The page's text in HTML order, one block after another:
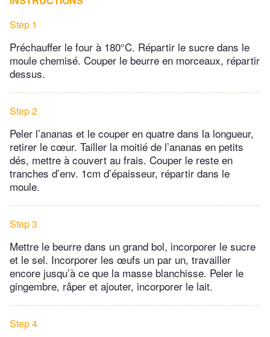
Step 1
Préchauffer le four à 180°C. Répartir le sucre dans le
moule chemisé. Couper le beurre en morceaux, répartir
dessus.
Step 2
Peler l’ananas et le couper en quatre dans la longueur,
retirer le cœur. Tailler la moitié de l’ananas en petits
dés, mettre à couvert au frais. Couper le reste en
tranches d’env. 1cm d’épaisseur, répartir dans le
moule.
Step 3
Mettre le beurre dans un grand bol, incorporer le sucre
et le sel. Incorporer les œufs un par un, travailler
encore jusqu’à ce que la masse blanchisse. Peler le
gingembre, râper et ajouter, incorporer le lait.
Step 4